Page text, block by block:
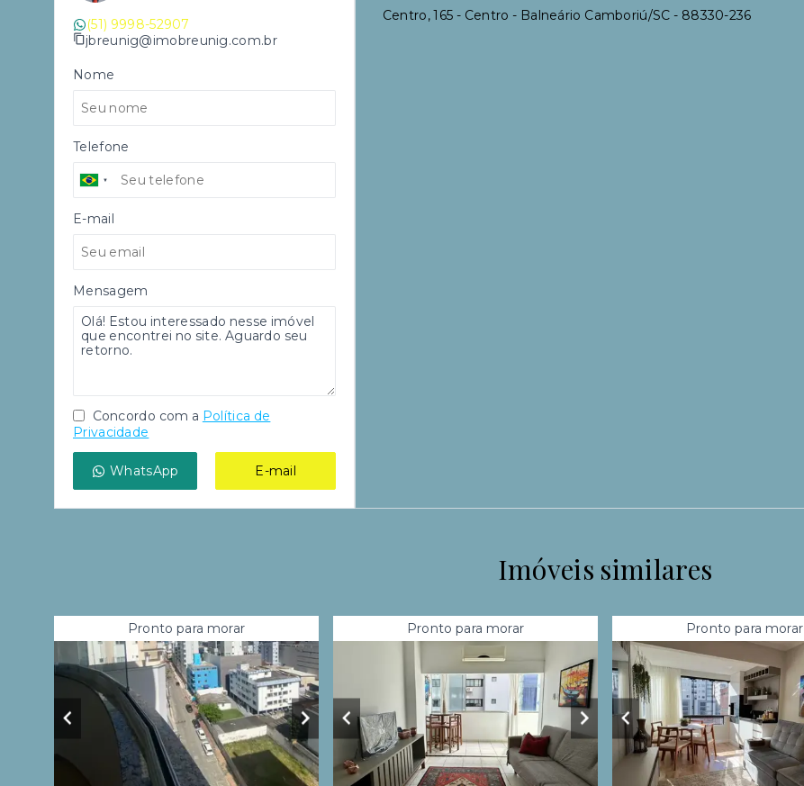
Centro, 165 - Centro - Balneário Camboriú/SC - 88330-236
(51) 9998-52907
jbreunig@imobreunig.com.br
Nome
Telefone
E-mail
Mensagem
Concordo com a Política de
Privacidade
WhatsApp E-mail
Imóveis similares
Pronto para morar Pronto para morar Pronto para morar